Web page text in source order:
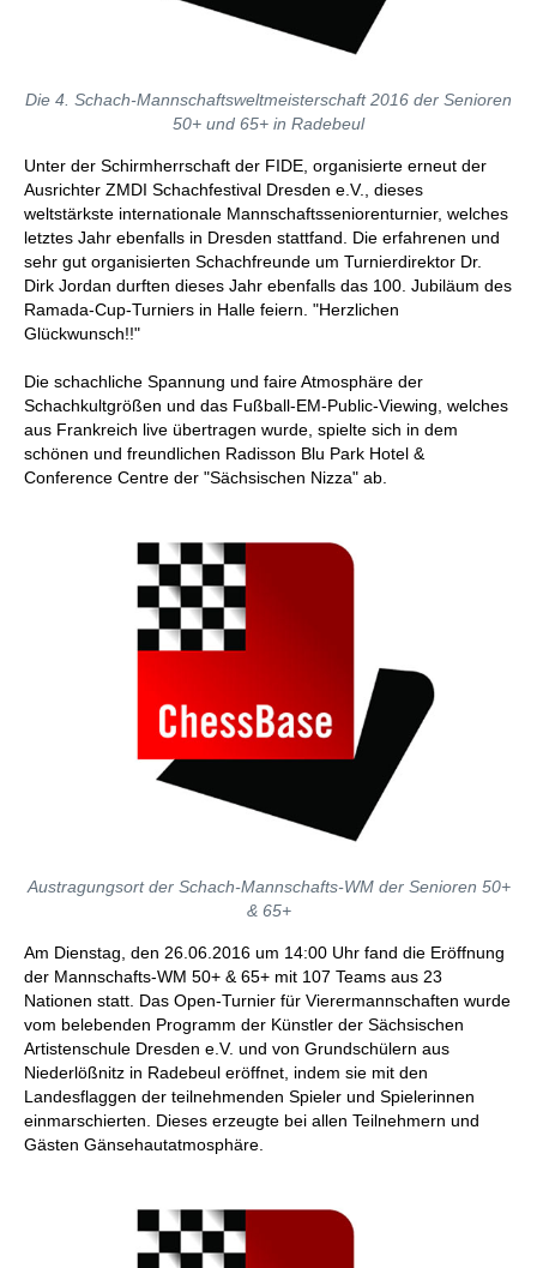
Die 4. Schach-Mannschaftsweltmeisterschaft 2016 der Senioren
50+ und 65+ in Radebeul
Unter der Schirmherrschaft der FIDE, organisierte erneut der
Ausrichter ZMDI Schachfestival Dresden e.V., dieses
weltstärkste internationale Mannschaftsseniorenturnier, welches
letztes Jahr ebenfalls in Dresden stattfand. Die erfahrenen und
sehr gut organisierten Schachfreunde um Turnierdirektor Dr.
Dirk Jordan durften dieses Jahr ebenfalls das 100. Jubiläum des
Ramada-Cup-Turniers in Halle feiern. "Herzlichen
Glückwunsch!!"
Die schachliche Spannung und faire Atmosphäre der
Schachkultgrößen und das Fußball-EM-Public-Viewing, welches
aus Frankreich live übertragen wurde, spielte sich in dem
schönen und freundlichen Radisson Blu Park Hotel &
Conference Centre der "Sächsischen Nizza" ab.
Austragungsort der Schach-Mannschafts-WM der Senioren 50+
& 65+
Am Dienstag, den 26.06.2016 um 14:00 Uhr fand die Eröffnung
der Mannschafts-WM 50+ & 65+ mit 107 Teams aus 23
Nationen statt. Das Open-Turnier für Vierermannschaften wurde
vom belebenden Programm der Künstler der Sächsischen
Artistenschule Dresden e.V. und von Grundschülern aus
Niederlößnitz in Radebeul eröffnet, indem sie mit den
Landesflaggen der teilnehmenden Spieler und Spielerinnen
einmarschierten. Dieses erzeugte bei allen Teilnehmern und
Gästen Gänsehautatmosphäre.